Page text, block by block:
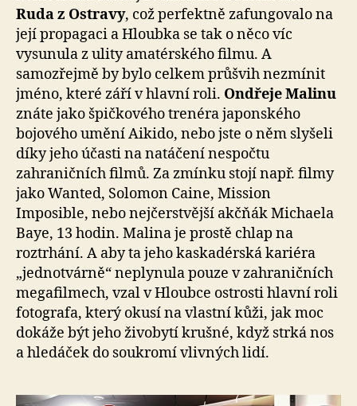
Ruda z Ostravy, což perfektně zafungovalo na
její propagaci a Hloubka se tak o něco víc
vysunula z ulity amatérského filmu. A
samozřejmě by bylo celkem průšvih nezmínit
jméno, které září v hlavní roli. Ondřeje Malinu
znáte jako špičkového trenéra japonského
bojového umění Aikido, nebo jste o něm slyšeli
díky jeho účasti na natáčení nespočtu
zahraničních filmů. Za zmínku stojí např. filmy
jako Wanted, Solomon Caine, Mission
Imposible, nebo nejčerstvější akčňák Michaela
Baye, 13 hodin. Malina je prostě chlap na
roztrhání. A aby ta jeho kaskadérská kariéra
„jednotvárně“ neplynula pouze v zahraničních
megafilmech, vzal v Hloubce ostrosti hlavní roli
fotografa, který okusí na vlastní kůži, jak moc
dokáže být jeho živobytí krušné, když strká nos
a hledáček do soukromí vlivných lidí.